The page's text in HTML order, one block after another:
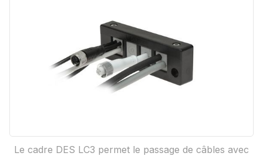
Le cadre DES LC3 permet le passage de câbles avec